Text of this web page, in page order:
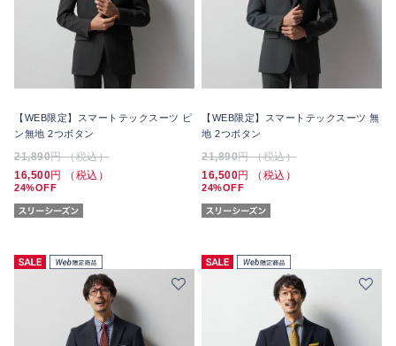
【WEB限定】スマートテックスーツ ピ
ン無地 2つボタン
21,890円 （税込）
16,500円 （税込）
24%OFF
【WEB限定】スマートテックスーツ 無
地 2つボタン
21,890円 （税込）
16,500円 （税込）
24%OFF